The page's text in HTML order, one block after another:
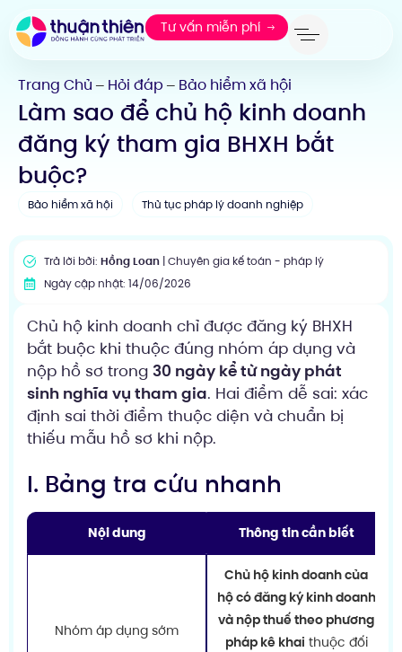
Tư vấn miễn phí
Trang Chủ — Hỏi đáp — Bảo hiểm xã hội
Làm sao để chủ hộ kinh doanh
đăng ký tham gia BHXH bắt
buộc?
Bảo hiểm xã hội Thủ tục pháp lý doanh nghiệp
Trả lời bởi: Hồng Loan| Chuyên gia kế toán - pháp lý
Ngày cập nhật: 14/06/2026
Chủ hộ kinh doanh chỉ được đăng ký BHXH
bắt buộc khi thuộc đúng nhóm áp dụng và
nộp hồ sơ trong 30 ngày kể từ ngày phát
sinh nghĩa vụ tham gia. Hai điểm dễ sai: xác
định sai thời điểm thuộc diện và chuẩn bị
thiếu mẫu hồ sơ khi nộp.
I. Bảng tra cứu nhanh
Nội dung Thông tin cần biết
Nhóm áp dụng sớm
Chủ hộ kinh doanh của
hộ có đăng ký kinh doanh
và nộp thuế theo phương
pháp kê khai thuộc đối